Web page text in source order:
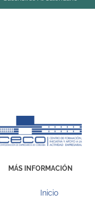
MÁS INFORMACIÓN
Inicio